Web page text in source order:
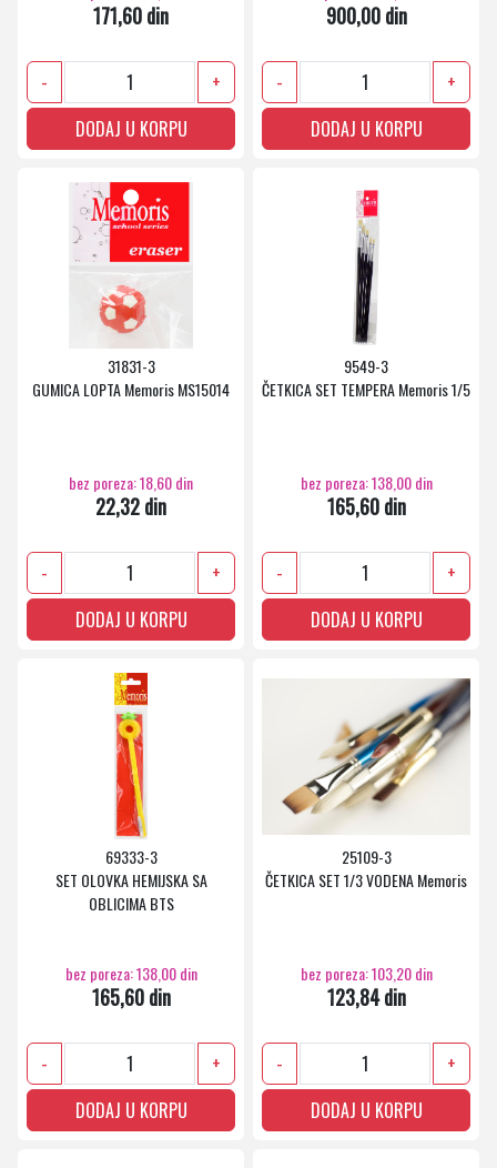
171,60 din
-
+
DODAJ U KORPU
900,00 din
-
+
DODAJ U KORPU
31831-3
GUMICA LOPTA Memoris MS15014
bez poreza: 18,60 din
22,32 din
-
+
DODAJ U KORPU
9549-3
ČETKICA SET TEMPERA Memoris 1/5
bez poreza: 138,00 din
165,60 din
-
+
DODAJ U KORPU
69333-3
SET OLOVKA HEMIJSKA SA
OBLICIMA BTS
bez poreza: 138,00 din
165,60 din
-
+
DODAJ U KORPU
25109-3
ČETKICA SET 1/3 VODENA Memoris
bez poreza: 103,20 din
123,84 din
-
+
DODAJ U KORPU